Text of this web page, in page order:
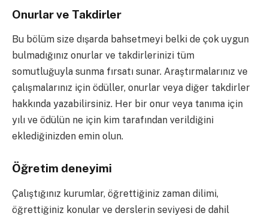
Onurlar ve Takdirler
Bu bölüm size dışarda bahsetmeyi belki de çok uygun
bulmadığınız onurlar ve takdirlerinizi tüm
somutluğuyla sunma fırsatı sunar. Araştırmalarınız ve
çalışmalarınız için ödüller, onurlar veya diğer takdirler
hakkında yazabilirsiniz. Her bir onur veya tanıma için
yılı ve ödülün ne için kim tarafından verildiğini
eklediğinizden emin olun.
Öğretim deneyimi
Çalıştığınız kurumlar, öğrettiğiniz zaman dilimi,
öğrettiğiniz konular ve derslerin seviyesi de dahil